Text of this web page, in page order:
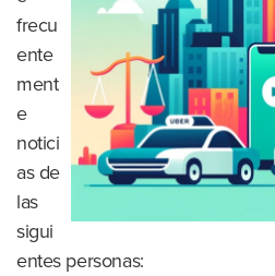
frecu
ente
ment
e
notici
as de
las
sigui
entes personas: